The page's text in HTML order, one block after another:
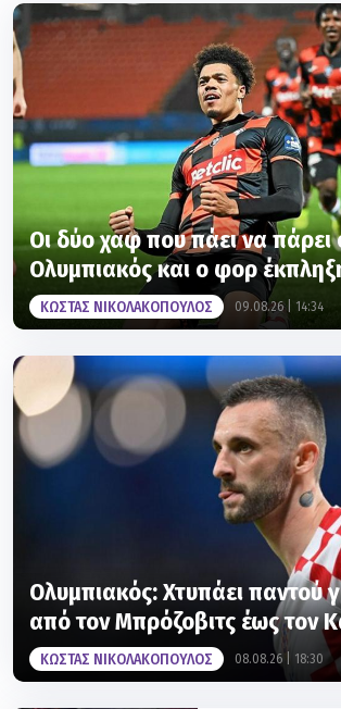
Οι δύο χαφ που πάει να πάρει
Ολυμπιακός και ο φορ
ΚΩΣΤΑΣ ΝΙΚΟΛΑΚΟΠΟΥΛΟΣ 09.08.26 | 14:34
Ολυμπιακός: Χτυπάει παντού
από τον Μπρόζοβιτς έως τον
ΚΩΣΤΑΣ ΝΙΚΟΛΑΚΟΠΟΥΛΟΣ 08.08.26 | 18:30
ΚΩΣΤΑΣ